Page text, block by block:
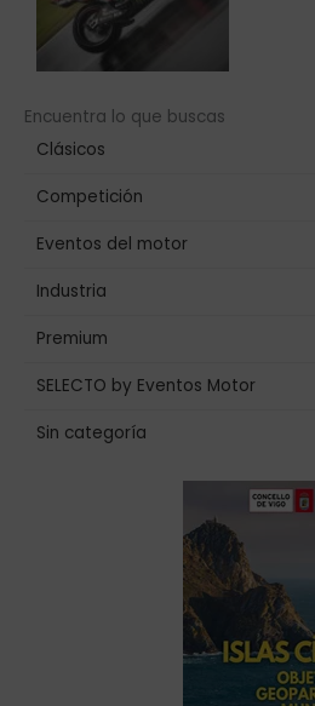
Encuentra lo que buscas
Clásicos
Competición
Eventos del motor
Industria
Premium
SELECTO by Eventos Motor
Sin categoría